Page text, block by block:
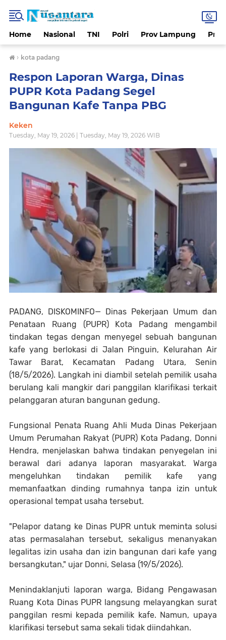
Home Nasional TNI Polri Prov Lampung
› kota padang
Respon Laporan Warga, Dinas
PUPR Kota Padang Segel
Bangunan Kafe Tanpa PBG
Keken
Tuesday, May 19, 2026 | Tuesday, May 19, 2026 WIB
PADANG, DISKOMINFO— Dinas Pekerjaan Umum dan
Penataan Ruang (PUPR) Kota Padang mengambil
tindakan tegas dengan menyegel sebuah bangunan
kafe yang berlokasi di Jalan Pinguin, Kelurahan Air
Tawar Barat, Kecamatan Padang Utara, Senin
(18/5/2026). Langkah ini diambil setelah pemilik usaha
berulang kali mangkir dari panggilan klarifikasi terkait
pelanggaran aturan bangunan gedung.
Fungsional Penata Ruang Ahli Muda Dinas Pekerjaan
Umum Perumahan Rakyat (PUPR) Kota Padang, Donni
Hendra, menjelaskan bahwa tindakan penyegelan ini
berawal dari adanya laporan masyarakat. Warga
mengeluhkan tindakan pemilik kafe yang
memanfaatkan dinding rumahnya tanpa izin untuk
operasional tempat usaha tersebut.
"Pelapor datang ke Dinas PUPR untuk meminta solusi
atas permasalahan tersebut, sekaligus menanyakan
legalitas izin usaha dan izin bangunan dari kafe yang
bersangkutan," ujar Donni, Selasa (19/5/2026).
Menindaklanjuti laporan warga, Bidang Pengawasan
Ruang Kota Dinas PUPR langsung melayangkan surat
panggilan resmi kepada pemilik kafe. Namun, upaya
klarifikasi tersebut sama sekali tidak diindahkan.